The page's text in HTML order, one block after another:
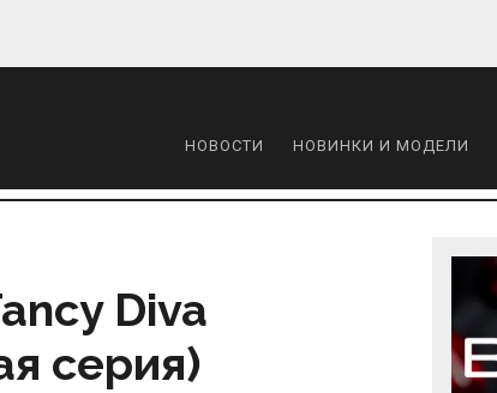
НОВОСТИ НОВИНКИ И МОДЕЛИ
Diva
серия)